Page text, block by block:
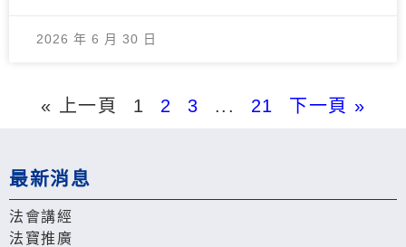
2026 年 6 月 30 日
« 上一頁 1 2 3 ... 21 下一頁 »
最新消息
法會講經
法寶推廣